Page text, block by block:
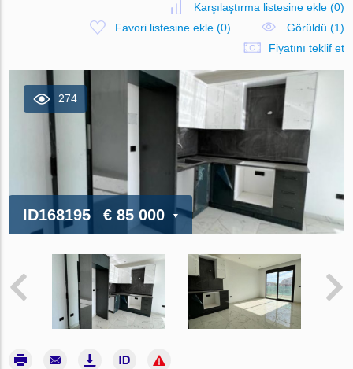
Karşılaştırma listesine ekle(0)
Favori listesine ekle(0)
Görüldü (1)
Fiyatını teklif et
274
ID168195 € 85 000